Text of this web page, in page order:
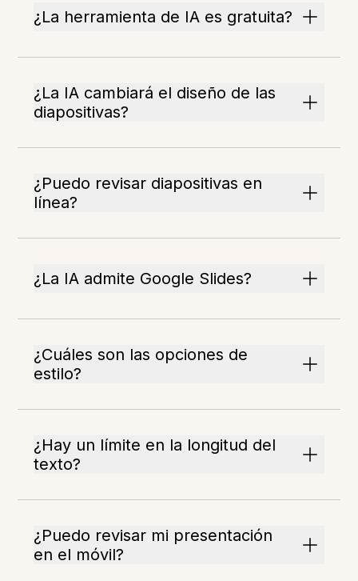
¿La herramienta de IA es gratuita?
¿La IA cambiará el diseño de las
diapositivas?
¿Puedo revisar diapositivas en
línea?
¿La IA admite Google Slides?
¿Cuáles son las opciones de
estilo?
¿Hay un límite en la longitud del
texto?
¿Puedo revisar mi presentación
en el móvil?